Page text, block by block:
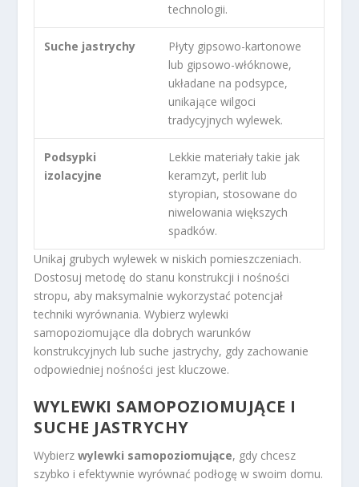
technologii.
Suche jastrychy
Płyty gipsowo-kartonowe
lub gipsowo-włóknowe,
układane na podsypce,
unikające wilgoci
tradycyjnych wylewek.
Podsypki
izolacyjne
Lekkie materiały takie jak
keramzyt, perlit lub
styropian, stosowane do
niwelowania większych
spadków.
Unikaj grubych wylewek w niskich pomieszczeniach.
Dostosuj metodę do stanu konstrukcji i nośności
stropu, aby maksymalnie wykorzystać potencjał
techniki wyrównania. Wybierz wylewki
samopoziomujące dla dobrych warunków
konstrukcyjnych lub suche jastrychy, gdy zachowanie
odpowiedniej nośności jest kluczowe.
WYLEWKI SAMOPOZIOMUJĄCE I
SUCHE JASTRYCHY
Wybierzwylewki samopoziomujące, gdy chcesz
szybko i efektywnie wyrównać podłogę w swoim domu.